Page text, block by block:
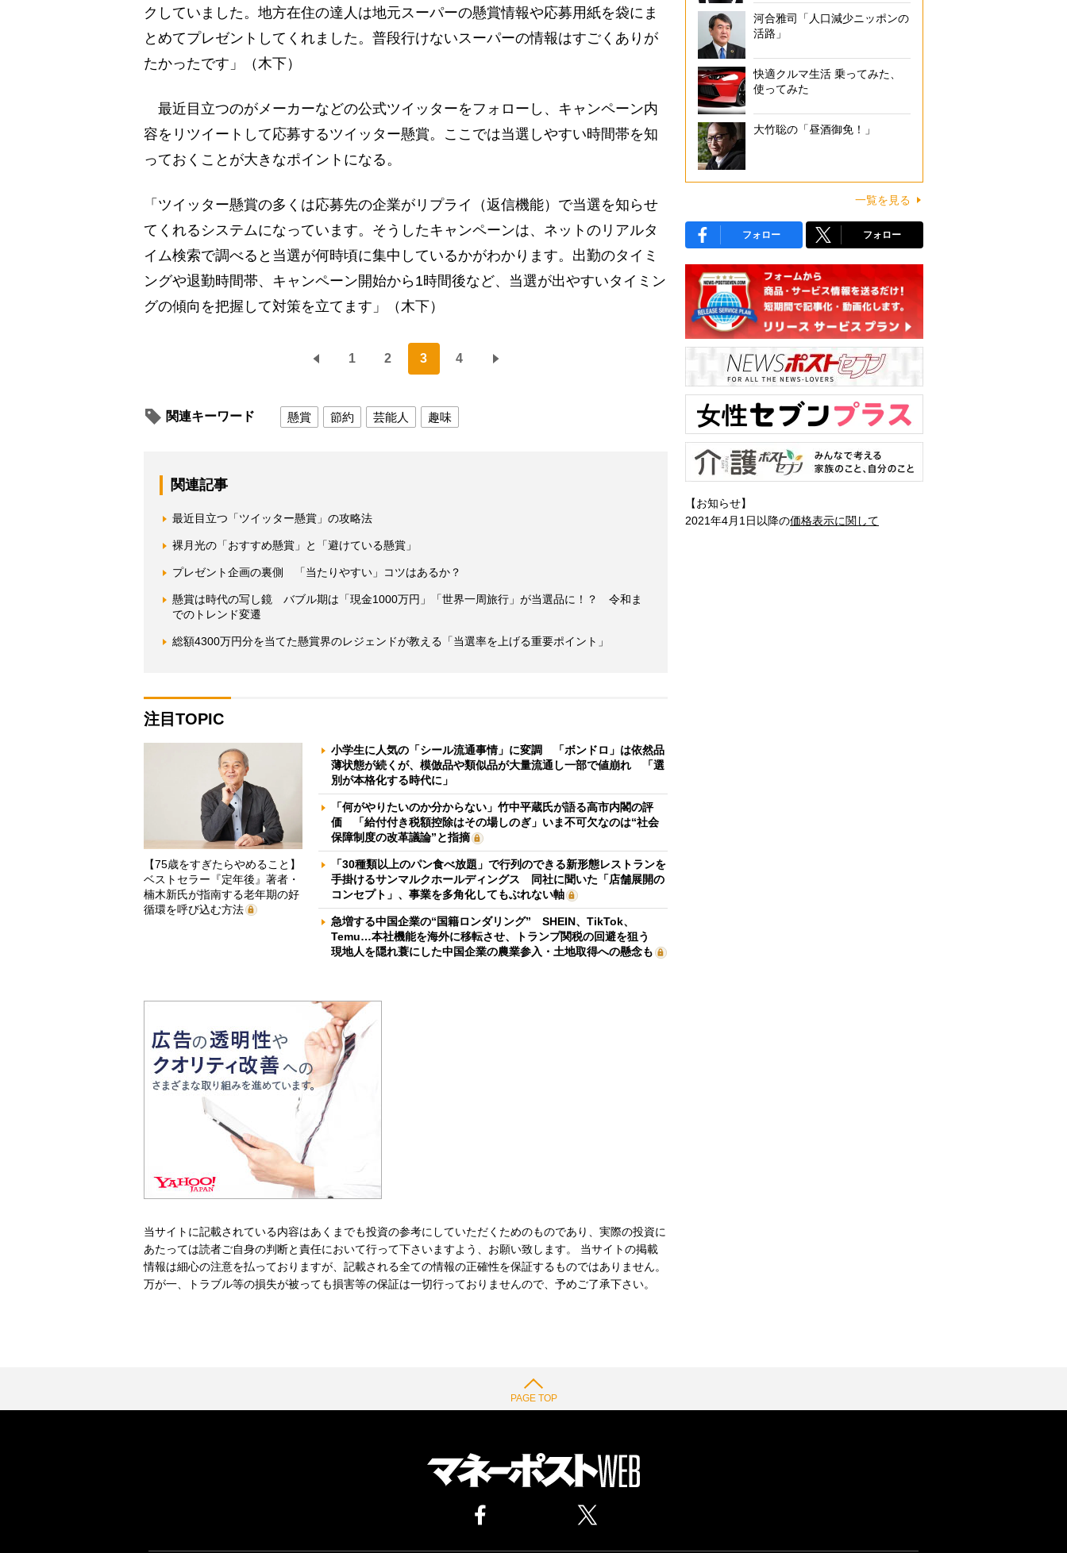
クしていました。地方在住の達人は地元スーパーの懸賞情報や応募用紙を袋にま
とめてプレゼントしてくれました。普段行けないスーパーの情報はすごくありが
たかったです」（木下）
最近目立つのがメーカーなどの公式ツイッターをフォローし、キャンペーン内
容をリツイートして応募するツイッター懸賞。ここでは当選しやすい時間帯を知
っておくことが大きなポイントになる。
「ツイッター懸賞の多くは応募先の企業がリプライ（返信機能）で当選を知らせ
てくれるシステムになっています。そうしたキャンペーンは、ネットのリアルタ
イム検索で調べると当選が何時頃に集中しているかがわかります。出勤のタイミ
ングや退勤時間帯、キャンペーン開始から1時間後など、当選が出やすいタイミン
グの傾向を把握して対策を立てます」（木下）
1 2 3 4
関連キーワード 懸賞 節約 芸能人 趣味
関連記事
最近目立つ「ツイッター懸賞」の攻略法
裸月光の「おすすめ懸賞」と「避けている懸賞」
プレゼント企画の裏側 「当たりやすい」コツはあるか？
懸賞は時代の写し鏡 バブル期は「現金1000万円」「世界一周旅行」が当選品に！？ 令和ま
でのトレンド変遷
総額4300万円分を当てた懸賞界のレジェンドが教える「当選率を上げる重要ポイント」
注目TOPIC
【75歳をすぎたらやめること】
ベストセラー『定年後』著者・
楠木新氏が指南する老年期の好
循環を呼び込む方法
小学生に人気の「シール流通事情」に変調 「ボンドロ」は依然品
薄状態が続くが、模倣品や類似品が大量流通し一部で値崩れ 「選
別が本格化する時代に」
「何がやりたいのか分からない」竹中平蔵氏が語る高市内閣の評
価 「給付付き税額控除はその場しのぎ」いま不可欠なのは“社会
保障制度の改革議論”と指摘
「30種類以上のパン食べ放題」で行列のできる新形態レストランを
手掛けるサンマルクホールディングス 同社に聞いた「店舗展開の
コンセプト」、事業を多角化してもぶれない軸
急増する中国企業の“国籍ロンダリング” SHEIN、TikTok、
Temu…本社機能を海外に移転させ、トランプ関税の回避を狙う
現地人を隠れ蓑にした中国企業の農業参入・土地取得への懸念も
当サイトに記載されている内容はあくまでも投資の参考にしていただくためのものであり、実際の投資に
あたっては読者ご自身の判断と責任において行って下さいますよう、お願い致します。 当サイトの掲載
情報は細心の注意を払っておりますが、記載される全ての情報の正確性を保証するものではありません。
万が一、トラブル等の損失が被っても損害等の保証は一切行っておりませんので、予めご了承下さい。
河合雅司「人口減少ニッポンの
活路」
快適クルマ生活 乗ってみた、
使ってみた
大竹聡の「昼酒御免！」
一覧を見る
フォロー フォロー
【お知らせ】
2021年4月1日以降の価格表示に関して
PAGE TOP